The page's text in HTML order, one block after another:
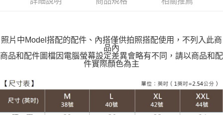
每筆NT$100，滿NT$599(含以上)免運費
每筆NT$100，滿NT$988(含以上)免運費
付款後萊爾富取貨
每筆NT$100，滿NT$988(含以上)免運費
7-11取貨付款
每筆NT$100，滿NT$988(含以上)免運費
照片中Model搭配的配件、內搭僅供拍照搭配使用，不列入此商
品內
商品和配件圖檔因電腦螢幕設定差異會略有不同，請以商品和配
件實際顏色為主